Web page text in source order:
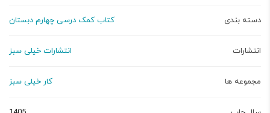
دسته بندی کتاب کمک درسی چهارم دبستان
انتشارات انتشارات خیلی سبز
مجموعه ها کار خیلی سبز